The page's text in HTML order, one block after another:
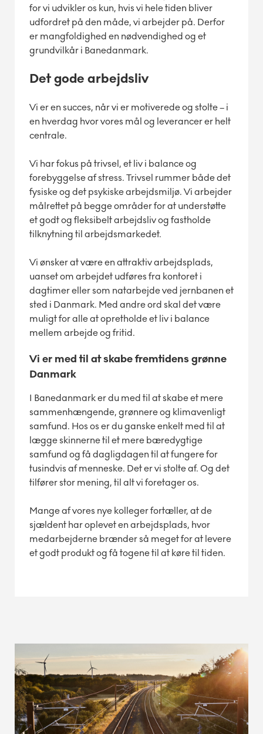
for vi udvikler os kun, hvis vi hele tiden bliver
udfordret på den måde, vi arbejder på. Derfor
er mangfoldighed en nødvendighed og et
grundvilkår i Banedanmark.
Det gode arbejdsliv
Vi er en succes, når vi er motiverede og stolte – i
en hverdag hvor vores mål og leverancer er helt
centrale.
Vi har fokus på trivsel, et liv i balance og
forebyggelse af stress. Trivsel rummer både det
fysiske og det psykiske arbejdsmiljø. Vi arbejder
målrettet på begge områder for at understøtte
et godt og fleksibelt arbejdsliv og fastholde
tilknytning til arbejdsmarkedet.
Vi ønsker at være en attraktiv arbejdsplads,
uanset om arbejdet udføres fra kontoret i
dagtimer eller som natarbejde ved jernbanen et
sted i Danmark. Med andre ord skal det være
muligt for alle at opretholde et liv i balance
mellem arbejde og fritid.
Vi er med til at skabe fremtidens grønne
Danmark
I Banedanmark er du med til at skabe et mere
sammenhængende, grønnere og klimavenligt
samfund. Hos os er du ganske enkelt med til at
lægge skinnerne til et mere bæredygtige
samfund og få dagligdagen til at fungere for
tusindvis af menneske. Det er vi stolte af. Og det
tilfører stor mening, til alt vi foretager os.
Mange af vores nye kolleger fortæller, at de
sjældent har oplevet en arbejdsplads, hvor
medarbejderne brænder så meget for at levere
et godt produkt og få togene til at køre til tiden.